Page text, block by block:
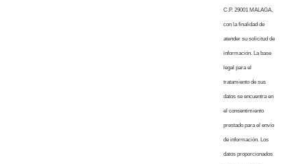
C.P. 29001 MALAGA,
con la finalidad de
atender su solicitud de
información. La base
legal para el
tratamiento de sus
datos se encuentra en
el consentimiento
prestado para el envío
de información. Los
datos proporcionados